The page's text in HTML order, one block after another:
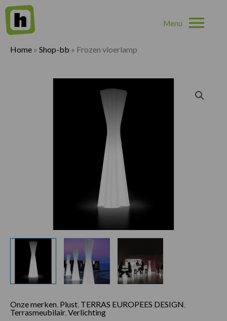
Home » Shop-bb » Frozen vloerlamp
Onze merken Plust TERRAS EUROPEES DESIGN
Terrasmeubilair, Verlichting